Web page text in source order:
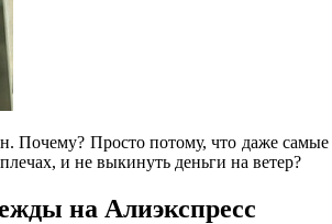
Почему? Просто потому, что даже
и не выкинуть деньги на ветер?
на Алиэкспресс